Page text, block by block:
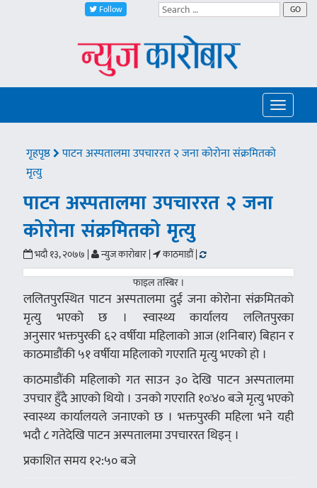
Follow GO
Toggle
गृहपृष्ठ
पाटन अस्पतालमा उपचाररत २ जना कोरोना संक्रमितको
मृत्यु
पाटन अस्पतालमा उपचाररत २ जना
कोरोना संक्रमितको मृत्यु
भदौ १३, २०७७ | न्युज कारोबार |
काठमाडौं |
फाइल तस्बिर ।
ललितपुरस्थित पाटन अस्पतालमा दुई जना कोरोना संक्रमितको
मृत्यु भएको छ । स्वास्थ्य कार्यालय ललितपुरका
अनुसार भक्तपुरकी ६२ वर्षीया महिलाको आज (शनिबार) बिहान र
काठमाडौंकी ५१ वर्षीया महिलाको गएराति मृत्यु भएको हो ।
काठमाडौंकी महिलाको गत साउन ३० देखि पाटन अस्पतालमा
उपचार हुँदै आएको थियो । उनको गएराति १०ः४० बजे मृत्यु भएको
स्वास्थ्य कार्यालयले जनाएको छ । भक्तपुरकी महिला भने यही
भदौ ८ गतेदेखि पाटन अस्पतालमा उपचाररत थिइन् ।
प्रकाशित समय १२:५० बजे